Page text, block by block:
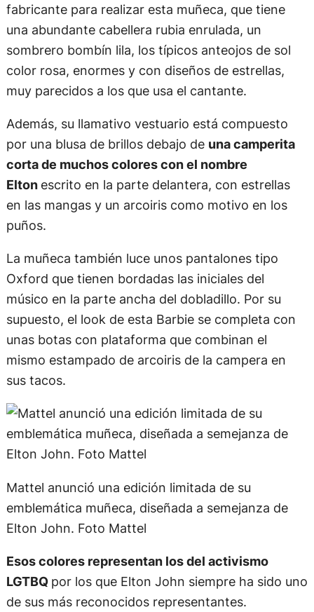
fabricante para realizar esta muñeca, que tiene
una abundante cabellera rubia enrulada, un
sombrero bombín lila, los típicos anteojos de sol
color rosa, enormes y con diseños de estrellas,
muy parecidos a los que usa el cantante.
Además, su llamativo vestuario está compuesto
por una blusa de brillos debajo de una camperita
corta de muchos colores con el nombre
Elton escrito en la parte delantera, con estrellas
en las mangas y un arcoiris como motivo en los
puños.
La muñeca también luce unos pantalones tipo
Oxford que tienen bordadas las iniciales del
músico en la parte ancha del dobladillo. Por su
supuesto, el look de esta Barbie se completa con
unas botas con plataforma que combinan el
mismo estampado de arcoiris de la campera en
sus tacos.
Mattel anunció una edición limitada de su
emblemática muñeca, diseñada a semejanza de
Elton John. Foto Mattel
Esos colores representan los del activismo
LGTBQ por los que Elton John siempre ha sido uno
de sus más reconocidos representantes.